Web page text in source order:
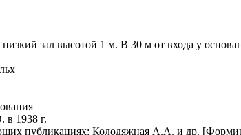
зал высотой 1 м. В 30 м от входа у
1938 г.
публикациях: Колодяжная А.А. и др.